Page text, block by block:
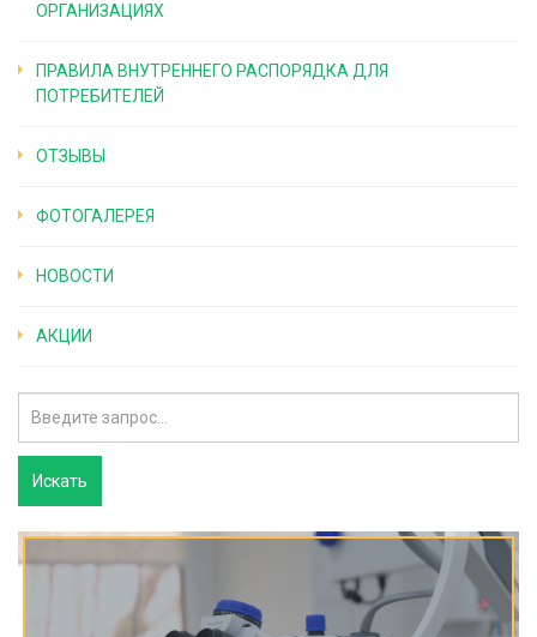
ОРГАНИЗАЦИЯХ
ПРАВИЛА ВНУТРЕННЕГО РАСПОРЯДКА ДЛЯ
ПОТРЕБИТЕЛЕЙ
ОТЗЫВЫ
ФОТОГАЛЕРЕЯ
НОВОСТИ
АКЦИИ